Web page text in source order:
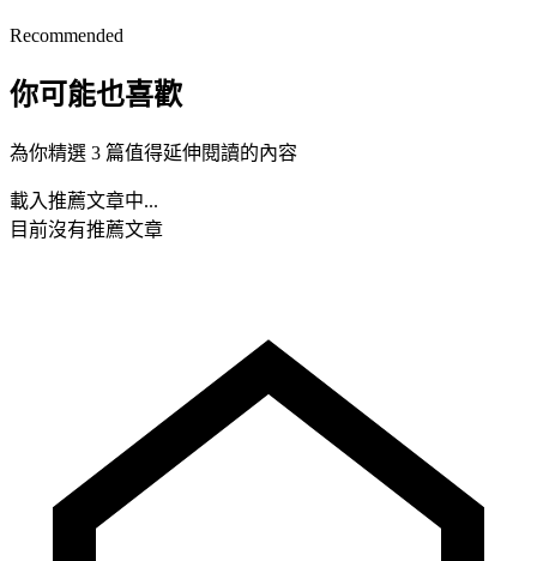
Recommended
你可能也喜歡
為你精選 3 篇值得延伸閱讀的內容
載入推薦文章中...
目前沒有推薦文章